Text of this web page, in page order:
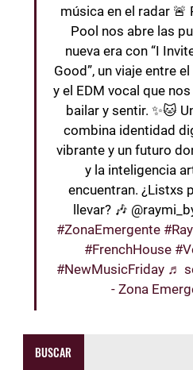
música en el radar 🚨
Pool nos abre las
nueva era con “I
Good”, un viaje entre
y el EDM vocal que
bailar y sentir. ✨🐱
combina identidad
vibrante y un futuro
y la inteligencia
encuentran. ¿Listxs
llevar? 🎶
#ZonaEmergente
#FrenchHouse
#NewMusicFriday ♬
- Zona
BUSCAR